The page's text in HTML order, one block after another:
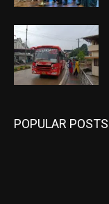
POPULAR POSTS